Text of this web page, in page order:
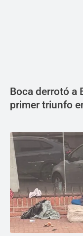
Boca derrotó a
primer triunfo